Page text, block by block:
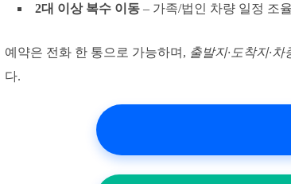
2대 이상 복수 이동 – 가족/법인 차량 일정 조
예약은 전화 한 통으로 가능하며, 출발지·도착지·차
다.